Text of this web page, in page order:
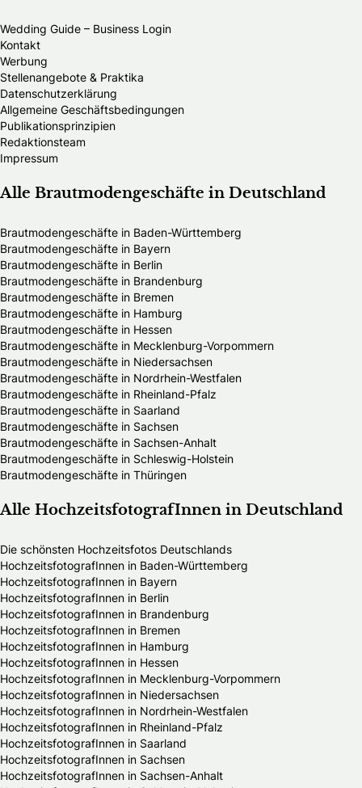
Wedding Guide – Business Login
Kontakt
Werbung
Stellenangebote & Praktika
Datenschutzerklärung
Allgemeine Geschäftsbedingungen
Publikationsprinzipien
Redaktionsteam
Impressum
Alle Brautmodengeschäfte in Deutschland
Brautmodengeschäfte in Baden-Württemberg
Brautmodengeschäfte in Bayern
Brautmodengeschäfte in Berlin
Brautmodengeschäfte in Brandenburg
Brautmodengeschäfte in Bremen
Brautmodengeschäfte in Hamburg
Brautmodengeschäfte in Hessen
Brautmodengeschäfte in Mecklenburg-Vorpommern
Brautmodengeschäfte in Niedersachsen
Brautmodengeschäfte in Nordrhein-Westfalen
Brautmodengeschäfte in Rheinland-Pfalz
Brautmodengeschäfte in Saarland
Brautmodengeschäfte in Sachsen
Brautmodengeschäfte in Sachsen-Anhalt
Brautmodengeschäfte in Schleswig-Holstein
Brautmodengeschäfte in Thüringen
Alle HochzeitsfotografInnen in Deutschland
Die schönsten Hochzeitsfotos Deutschlands
HochzeitsfotografInnen in Baden-Württemberg
HochzeitsfotografInnen in Bayern
HochzeitsfotografInnen in Berlin
HochzeitsfotografInnen in Brandenburg
HochzeitsfotografInnen in Bremen
HochzeitsfotografInnen in Hamburg
HochzeitsfotografInnen in Hessen
HochzeitsfotografInnen in Mecklenburg-Vorpommern
HochzeitsfotografInnen in Niedersachsen
HochzeitsfotografInnen in Nordrhein-Westfalen
HochzeitsfotografInnen in Rheinland-Pfalz
HochzeitsfotografInnen in Saarland
HochzeitsfotografInnen in Sachsen
HochzeitsfotografInnen in Sachsen-Anhalt